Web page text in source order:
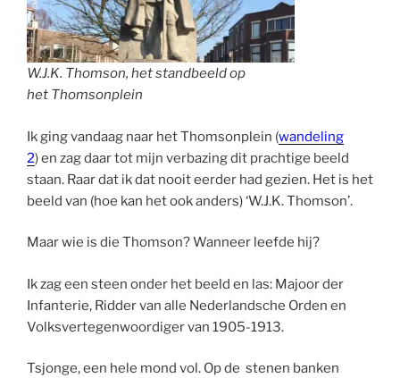
W.J.K. Thomson, het standbeeld op
het Thomsonplein
Ik ging vandaag naar het Thomsonplein (wandeling
2) en zag daar tot mijn verbazing dit prachtige beeld
staan. Raar dat ik dat nooit eerder had gezien. Het is het
beeld van (hoe kan het ook anders) ‘W.J.K. Thomson’.
Maar wie is die Thomson? Wanneer leefde hij?
Ik zag een steen onder het beeld en las: Majoor der
Infanterie, Ridder van alle Nederlandsche Orden en
Volksvertegenwoordiger van 1905-1913.
Tsjonge, een hele mond vol. Op de stenen banken